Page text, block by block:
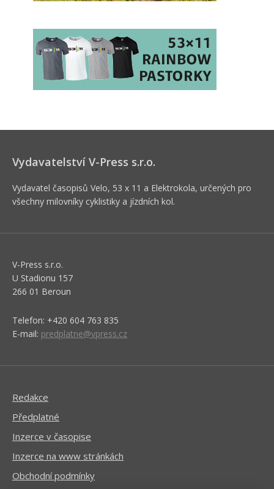
Vydavatelství V-Press s.r.o.
Vydavatel časopisů Velo, 53 x 11 a Elektrokola, určených pro
všechny milovníky cyklistiky a jízdních kol.
V-Press s.r.o.
U Stadionu 157
266 01 Beroun
Telefon: +420 604 763 835
E-mail: predplatne@vpress.cz
Redakce
Předplatné
Inzerce v časopise
Inzerce na www stránkách
Obchodní podmínky